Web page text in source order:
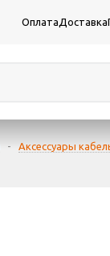
ОплатаДоставка
- Аксессуары